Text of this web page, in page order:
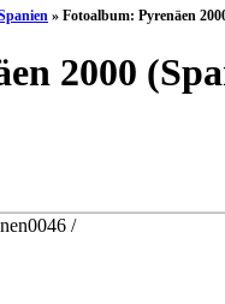
» Fotoalbum: Pyrenäen
2000